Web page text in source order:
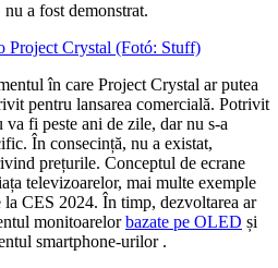
a fost demonstrat.
Project Crystal (Fotó: Stuff)
în care Project Crystal ar putea
pentru lansarea comercială. Potrivit
fi peste ani de zile, dar nu s-a
În consecință, nu a existat,
prețurile. Conceptul de ecrane
televizoarelor, mai multe exemple
la CES 2024. În timp, dezvoltarea ar
monitoarelorbazate pe OLED și
smartphone-urilor .